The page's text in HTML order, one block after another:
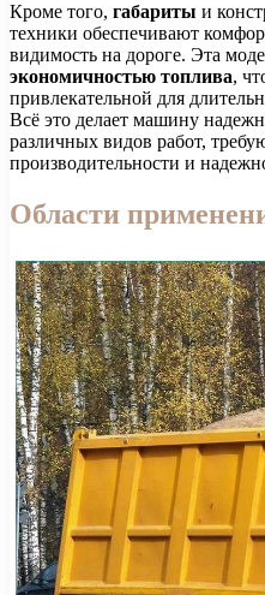
Кроме того, габариты и
техники обеспечивают
видимость на дороге. Эта
экономичностью топлива,
привлекательной для
Всё это делает машину
различных видов работ,
производительности и
Области